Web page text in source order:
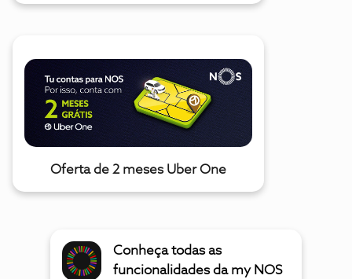
Oferta de 2 meses Uber One
Conheça todas as
funcionalidades da my NOS